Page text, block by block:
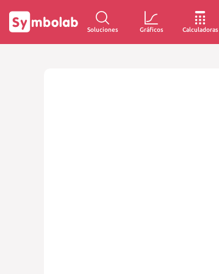
Soluciones Gráficos Calculadoras